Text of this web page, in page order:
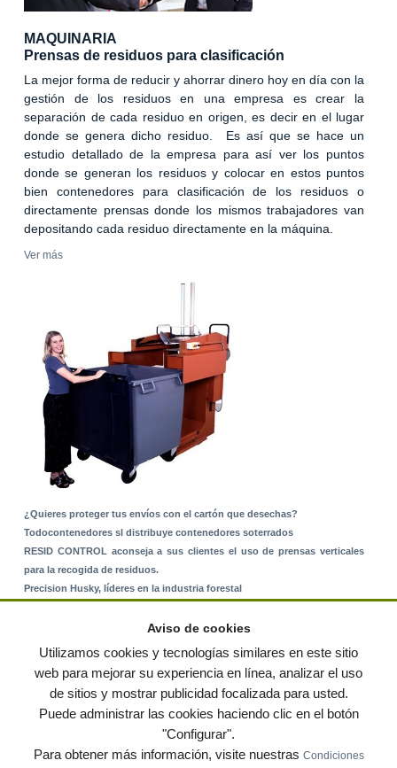
MAQUINARIA
Prensas de residuos para clasificación
La mejor forma de reducir y ahorrar dinero hoy en día con la
gestión de los residuos en una empresa es crear la
separación de cada residuo en origen, es decir en el lugar
donde se genera dicho residuo. Es así que se hace un
estudio detallado de la empresa para así ver los puntos
donde se generan los residuos y colocar en estos puntos
bien contenedores para clasificación de los residuos o
directamente prensas donde los mismos trabajadores van
depositando cada residuo directamente en la máquina.
Ver más
¿Quieres proteger tus envíos con el cartón que desechas?
Todocontenedores sl distribuye contenedores soterrados
RESID CONTROL aconseja a sus clientes el uso de prensas verticales
para la recogida de residuos.
Precision Husky, líderes en la industria forestal
© residuos.com - Todos los derechos reservados Política de privacidad
Condiciones de uso|Contacto |Editores|Mapa web|Preguntas frecuentes|Publica
tus anuncios gratis!
Aviso de cookies
Utilizamos cookies y tecnologías similares en este sitio
web para mejorar su experiencia en línea, analizar el uso
de sitios y mostrar publicidad focalizada para usted.
Puede administrar las cookies haciendo clic en el botón
"Configurar".
Para obtener más información, visite nuestras Condiciones